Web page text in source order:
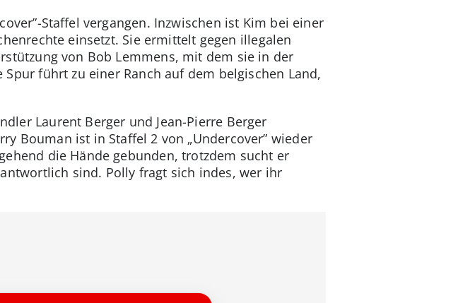
Staffel vergangen. Inzwischen ist Kim bei einer
einsetzt. Sie ermittelt gegen illegalen
von Bob Lemmens, mit dem sie in der
führt zu einer Ranch auf dem belgischen Land,
Laurent Berger und Jean-Pierre Berger
Bouman ist in Staffel 2 von „Undercover” wieder
die Hände gebunden, trotzdem sucht er
sind. Polly fragt sich indes, wer ihr